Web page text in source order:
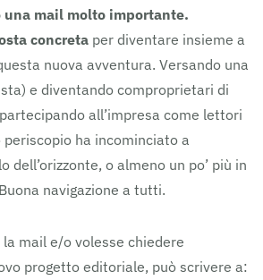
mail molto importante.
concreta per diventare insieme a
nuova avventura. Versando una
e diventando comproprietari di
all’impresa come lettori
ha incominciato a
o almeno un po’ più in
navigazione a tutti.
mail e/o volesse chiedere
progetto editoriale, può scrivere a: